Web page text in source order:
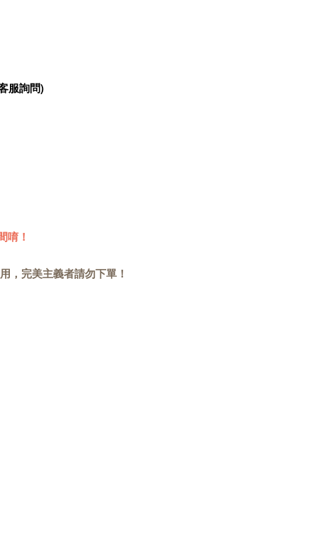
服詢問)
唷！
，完美主義者請勿下單！